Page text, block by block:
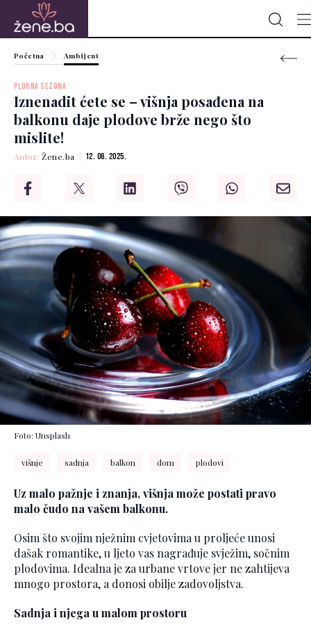
Početna Ambijent
PLODNA SEZONA
Iznenadit ćete se – višnja posađena na
balkonu daje plodove brže nego što
mislite!
Autor:Žene.ba 12. 06. 2025.
Foto: Unsplash
višnje sadnja balkon dom plodovi
Uz malo pažnje i znanja, višnja može postati pravo
malo čudo na vašem balkonu.
Osim što svojim nježnim cvjetovima u proljeće unosi
dašak romantike, u ljeto vas nagrađuje svježim, sočnim
plodovima. Idealna je za urbane vrtove jer ne zahtijeva
mnogo prostora, a donosi obilje zadovoljstva.
Sadnja i njega u malom prostoru